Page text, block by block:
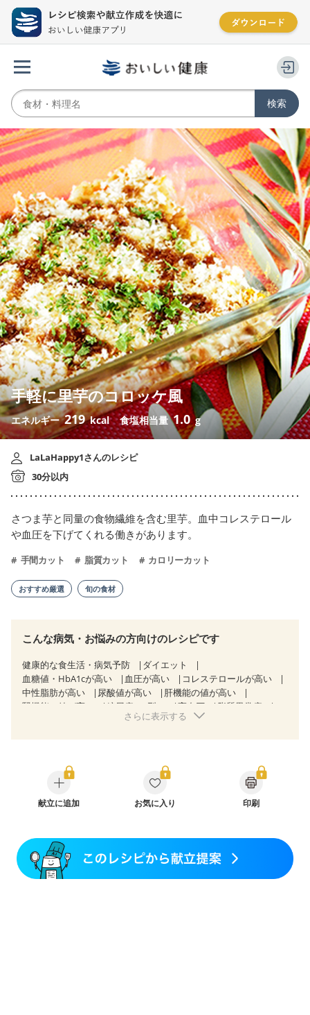
手軽に里芋のコロッケ風
エネルギー219 kcal 食塩相当量1.0 g
LaLaHappy1さんのレシピ
30分以内
さつま芋と同量の食物繊維を含む里芋。血中コレステロール
や血圧を下げてくれる働きがあります。
手間カット 脂質カット カロリーカット
おすすめ厳選 旬の食材
こんな病気・お悩みの方向けのレシピです
健康的な食生活・病気予防
ダイエット
血糖値・HbA1cが高い
血圧が高い
コレステロールが高い
中性脂肪が高い
尿酸値が高い
肝機能の値が高い
腎機能の値が高い
糖尿病（2型） 高血圧
脂質異常症
狭心症 心筋梗塞
糖尿病性腎症（第１期）
糖尿病性腎症（第２期）
CKD（ステージ１）
CKD（ステージ２）
CKD（ステージ３a）
乳がん（抗がん剤治療中）
飲み込みにくい
産後（ミルク）
骨折 骨粗しょう症
関節リウマチ
乾癬
低栄養予防
さらに表示する
献立に追加 お気に入り 印刷